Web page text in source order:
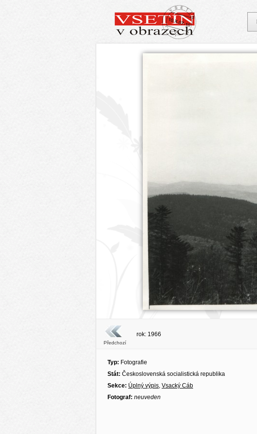
Předchozí
rok: 1966
Typ: Fotografie
Stát: Československá socialistická republika
Sekce: Úplný výpis, Vsacký Cáb
Fotograf: neuveden